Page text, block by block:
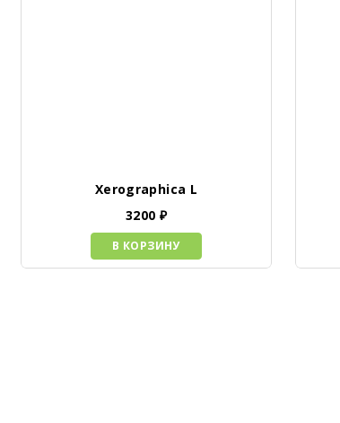
Xerographica L
3200 ₽
В КОРЗИНУ